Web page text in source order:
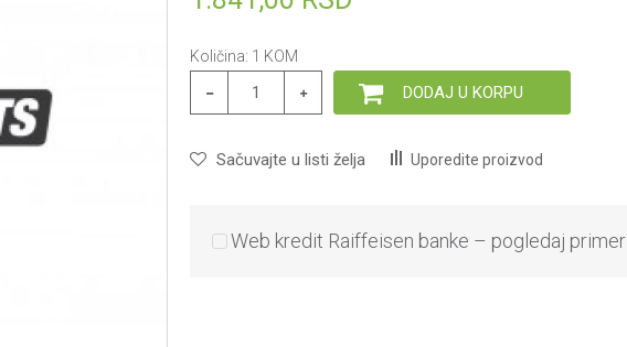
Količina: 1 KOM
DODAJ U KORPU
Sačuvajte u listi želja Uporedite proizvod
Web kredit Raiffeisen banke – pogledaj primer